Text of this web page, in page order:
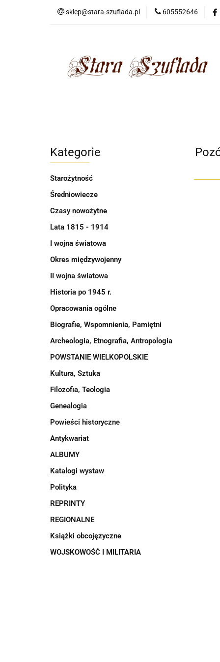
sklep@stara-szuflada.pl 605552646
NOWOŚCI
Kategorie
Starożytność
Średniowiecze
Czasy nowożytne
Lata 1815 - 1914
I wojna światowa
Okres międzywojenny
II wojna światowa
Historia po 1945 r.
Opracowania ogólne
Biografie, Wspomnienia, Pamiętni
Archeologia, Etnografia, Antropologia
POWSTANIE WIELKOPOLSKIE
Kultura, Sztuka
Filozofia, Teologia
Genealogia
Powieści historyczne
Antykwariat
ALBUMY
Katalogi wystaw
Polityka
REPRINTY
REGIONALNE
Książki obcojęzyczne
WOJSKOWOŚĆ I MILITARIA